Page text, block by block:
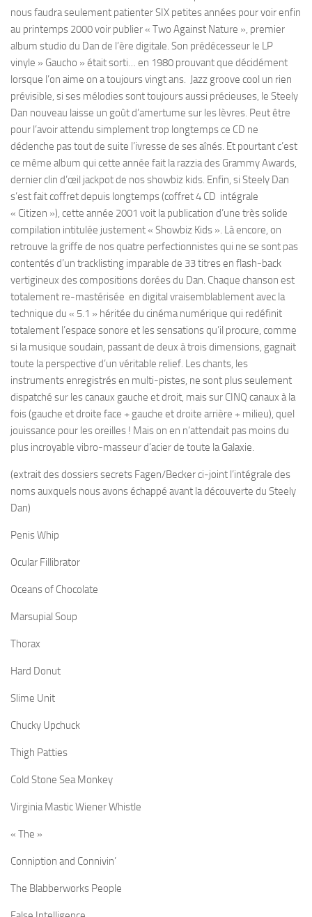
nous faudra seulement patienter SIX petites années pour voir enfin
au printemps 2000 voir publier « Two Against Nature », premier
album studio du Dan de l’ère digitale. Son prédécesseur le LP
vinyle » Gaucho » était sorti… en 1980 prouvant que décidément
lorsque l’on aime on a toujours vingt ans. Jazz groove cool un rien
prévisible, si ses mélodies sont toujours aussi précieuses, le Steely
Dan nouveau laisse un goût d’amertume sur les lèvres. Peut être
pour l’avoir attendu simplement trop longtemps ce CD ne
déclenche pas tout de suite l’ivresse de ses aînés. Et pourtant c’est
ce même album qui cette année fait la razzia des Grammy Awards,
dernier clin d’œil jackpot de nos showbiz kids. Enfin, si Steely Dan
s’est fait coffret depuis longtemps (coffret 4 CD intégrale
« Citizen »), cette année 2001 voit la publication d’une très solide
compilation intitulée justement « Showbiz Kids ». Là encore, on
retrouve la griffe de nos quatre perfectionnistes qui ne se sont pas
contentés d’un tracklisting imparable de 33 titres en flash-back
vertigineux des compositions dorées du Dan. Chaque chanson est
totalement re-mastérisée en digital vraisemblablement avec la
technique du « 5.1 » héritée du cinéma numérique qui redéfinit
totalement l’espace sonore et les sensations qu’il procure, comme
si la musique soudain, passant de deux à trois dimensions, gagnait
toute la perspective d’un véritable relief. Les chants, les
instruments enregistrés en multi-pistes, ne sont plus seulement
dispatché sur les canaux gauche et droit, mais sur CINQ canaux à la
fois (gauche et droite face + gauche et droite arrière + milieu), quel
jouissance pour les oreilles ! Mais on en n’attendait pas moins du
plus incroyable vibro-masseur d’acier de toute la Galaxie.
(extrait des dossiers secrets Fagen/Becker ci-joint l’intégrale des
noms auxquels nous avons échappé avant la découverte du Steely
Dan)
Penis Whip
Ocular Fillibrator
Oceans of Chocolate
Marsupial Soup
Thorax
Hard Donut
Slime Unit
Chucky Upchuck
Thigh Patties
Cold Stone Sea Monkey
Virginia Mastic Wiener Whistle
« The »
Conniption and Connivin’
The Blabberworks People